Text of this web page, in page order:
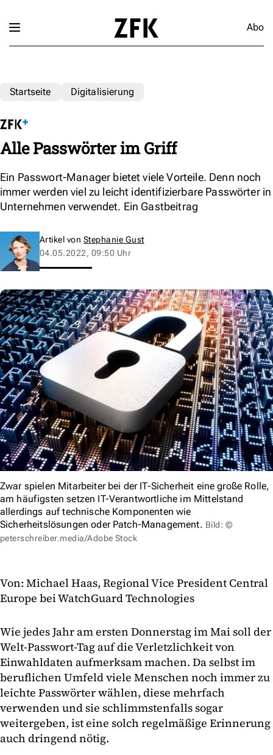
Abo
Startseite Digitalisierung
Alle Passwörter im Griff
Ein Passwort-Manager bietet viele Vorteile. Denn noch
immer werden viel zu leicht identifizierbare Passwörter in
Unternehmen verwendet. Ein Gastbeitrag
Artikel von Stephanie Gust
04.05.2022, 09:50 Uhr
Zwar spielen Mitarbeiter bei der IT-Sicherheit eine große Rolle,
am häufigsten setzen IT-Verantwortliche im Mittelstand
allerdings auf technische Komponenten wie
Sicherheitslösungen oder Patch-Management. Bild: ©
peterschreiber.media/Adobe Stock
Von: Michael Haas, Regional Vice President Central
Europe bei WatchGuard Technologies
Wie jedes Jahr am ersten Donnerstag im Mai soll der
Welt-Passwort-Tag auf die Verletzlichkeit von
Einwahldaten aufmerksam machen. Da selbst im
beruflichen Umfeld viele Menschen noch immer zu
leichte Passwörter wählen, diese mehrfach
verwenden und sie schlimmstenfalls sogar
weitergeben, ist eine solch regelmäßige Erinnerung
auch dringend nötig.